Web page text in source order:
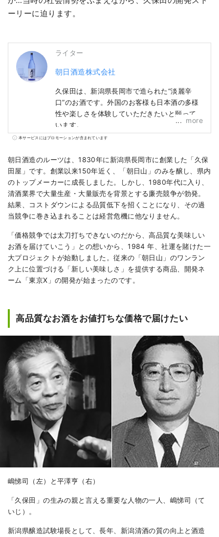
ーリーに迫ります。
ライター
朝日酒造株式会社
久保田は、新潟県長岡市で造られた“淡麗辛
口”のお酒です。外国のお客様も日本酒の多様
性や楽しさを体験していただきたいと願って
います。
more
本サービスにはプロモーションが含まれています
朝日酒造のルーツは、1830年に新潟県長岡市に創業した「久保
田屋」です。創業以来150年近く、「朝日山」のみを醸し、県内
のトップメーカーに成長しました。しかし、1980年代に入り、
清酒業界で大量生産・大量販売を背景とする廉売競争が勃発。
結果、コストダウンによる品質低下を招くことになり、その過
当競争に巻き込まれることは経営危機に他なりません。
「価格競争では太刀打ちできないのだから、高品質な美味しい
お酒を届けていこう」との想いから、1984 年、社運を賭けた一
大プロジェクトが始動しました。従来の「朝日山」のワンラン
ク上に位置づける「新しい美味しさ」を提供する商品、開発ネ
ーム「東京Ⅹ」の開発が始まったのです。
高品質なお酒をお値打ちな価格で届けたい
嶋悌司（左）と平澤亨（右）
「久保田」の生みの親と言える重要な人物の一人、嶋悌司（て
いじ）。
新潟県醸造試験場長として、長年、新潟清酒の質の向上と酒造